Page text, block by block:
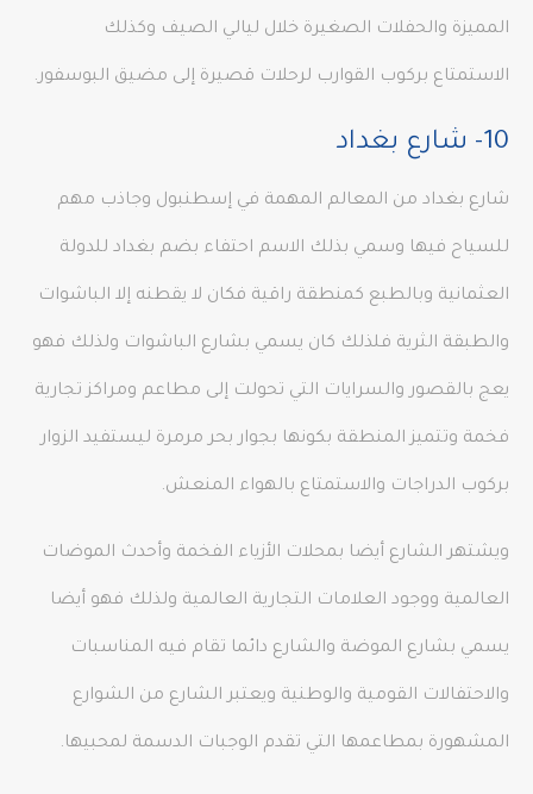
المميزة والحفلات الصغيرة خلال ليالي الصيف وكذلك
الاستمتاع بركوب القوارب لرحلات قصيرة إلى مضيق البوسفور.
10- شارع بغداد
شارع بغداد من المعالم المهمة في إسطنبول وجاذب مهم
للسياح فيها وسمي بذلك الاسم احتفاء بضم بغداد للدولة
العثمانية وبالطبع كمنطقة راقية فكان لا يقطنه إلا الباشوات
والطبقة الثرية فلذلك كان يسمي بشارع الباشوات ولذلك فهو
يعج بالقصور والسرايات التي تحولت إلى مطاعم ومراكز تجارية
فخمة وتتميز المنطقة بكونها بجوار بحر مرمرة ليستفيد الزوار
بركوب الدراجات والاستمتاع بالهواء المنعش.
ويشتهر الشارع أيضا بمحلات الأزياء الفخمة وأحدث الموضات
العالمية ووجود العلامات التجارية العالمية ولذلك فهو أيضا
يسمي بشارع الموضة والشارع دائما تقام فيه المناسبات
والاحتفالات القومية والوطنية ويعتبر الشارع من الشوارع
المشهورة بمطاعمها التي تقدم الوجبات الدسمة لمحبيها.